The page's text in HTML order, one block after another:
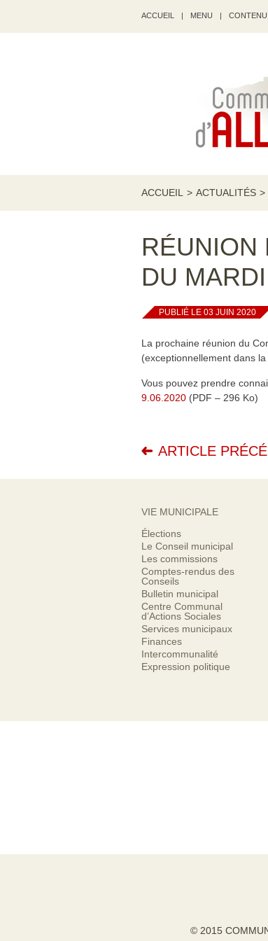
ACCUEIL | MENU | CONTENU
ACCUEIL > ACTUALITÉS >
RÉUNION
DU
PUBLIÉ LE 03 JUIN 2020
La prochaine réunion du
(exceptionnellement dans la
Vous pouvez prendre
9.06.2020 (PDF – 296 Ko)
ARTICLE
VIE MUNICIPALE
Élections
Le Conseil municipal
Les commissions
Comptes-rendus des
Conseils
Bulletin municipal
Centre Communal
d’Actions Sociales
Services municipaux
Finances
Intercommunalité
Expression politique
© 2015